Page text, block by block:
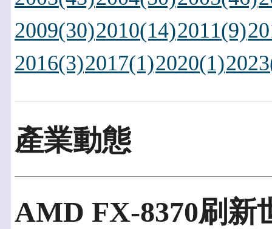
2009(30)2010(14)2011(9)
2016(3)2017(1)2020(1)
產業動態
AMD FX-8370刷新